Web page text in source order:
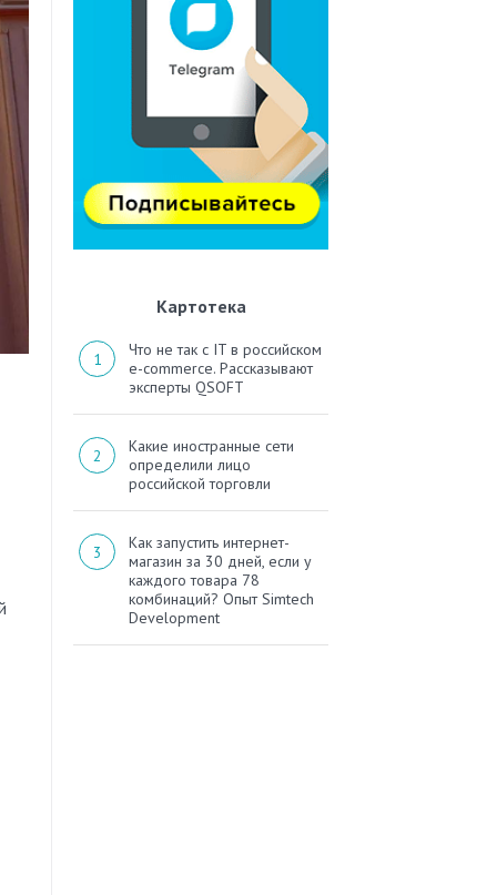
Картотека
Что не так с IT в российском
e-commerce. Рассказывают
эксперты QSOFT
Какие иностранные сети
определили лицо
российской торговли
Как запустить интернет-
магазин за 30 дней, если у
каждого товара 78
комбинаций? Опыт Simtech
Development